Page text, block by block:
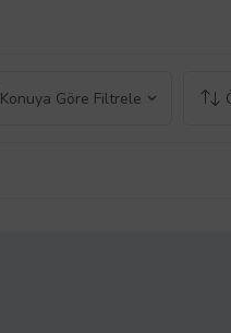
Konuya Göre Filtrele